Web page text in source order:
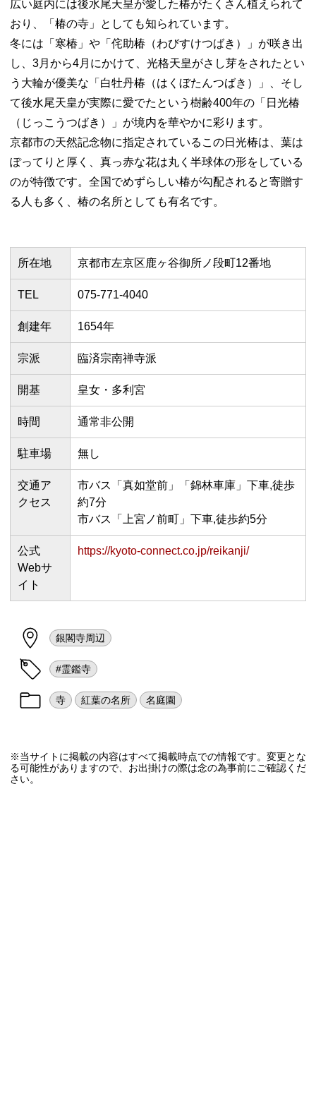
広い庭内には後水尾天皇が愛した椿がたくさん植えられて
おり、「椿の寺」としても知られています。
冬には「寒椿」や「侘助椿（わびすけつばき）」が咲き出
し、3月から4月にかけて、光格天皇がさし芽をされたとい
う大輪が優美な「白牡丹椿（はくぼたんつばき）」、そし
て後水尾天皇が実際に愛でたという樹齢400年の「日光椿
（じっこうつばき）」が境内を華やかに彩ります。
京都市の天然記念物に指定されているこの日光椿は、葉は
ぽってりと厚く、真っ赤な花は丸く半球体の形をしている
のが特徴です。全国でめずらしい椿が勾配されると寄贈す
る人も多く、椿の名所としても有名です。
所在地 京都市左京区鹿ヶ谷御所ノ段町12番地
TEL 075-771-4040
創建年 1654年
宗派 臨済宗南禅寺派
開基 皇女・多利宮
時間 通常非公開
駐車場 無し
交通ア
クセス
市バス「真如堂前」「錦林車庫」下車,徒歩
約7分
市バス「上宮ノ前町」下車,徒歩約5分
公式
Webサ
イト
https://kyoto-connect.co.jp/reikanji/
銀閣寺周辺
#霊鑑寺
寺 紅葉の名所 名庭園
※当サイトに掲載の内容はすべて掲載時点での情報です。変更とな
る可能性がありますので、お出掛けの際は念の為事前にご確認くだ
さい。